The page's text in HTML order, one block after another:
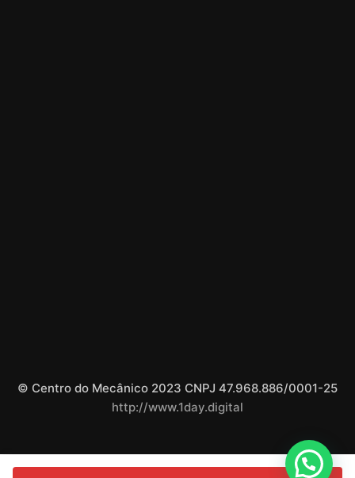
© Centro do Mecânico 2023 CNPJ 47.968.886/0001-25
http://www.1day.digital